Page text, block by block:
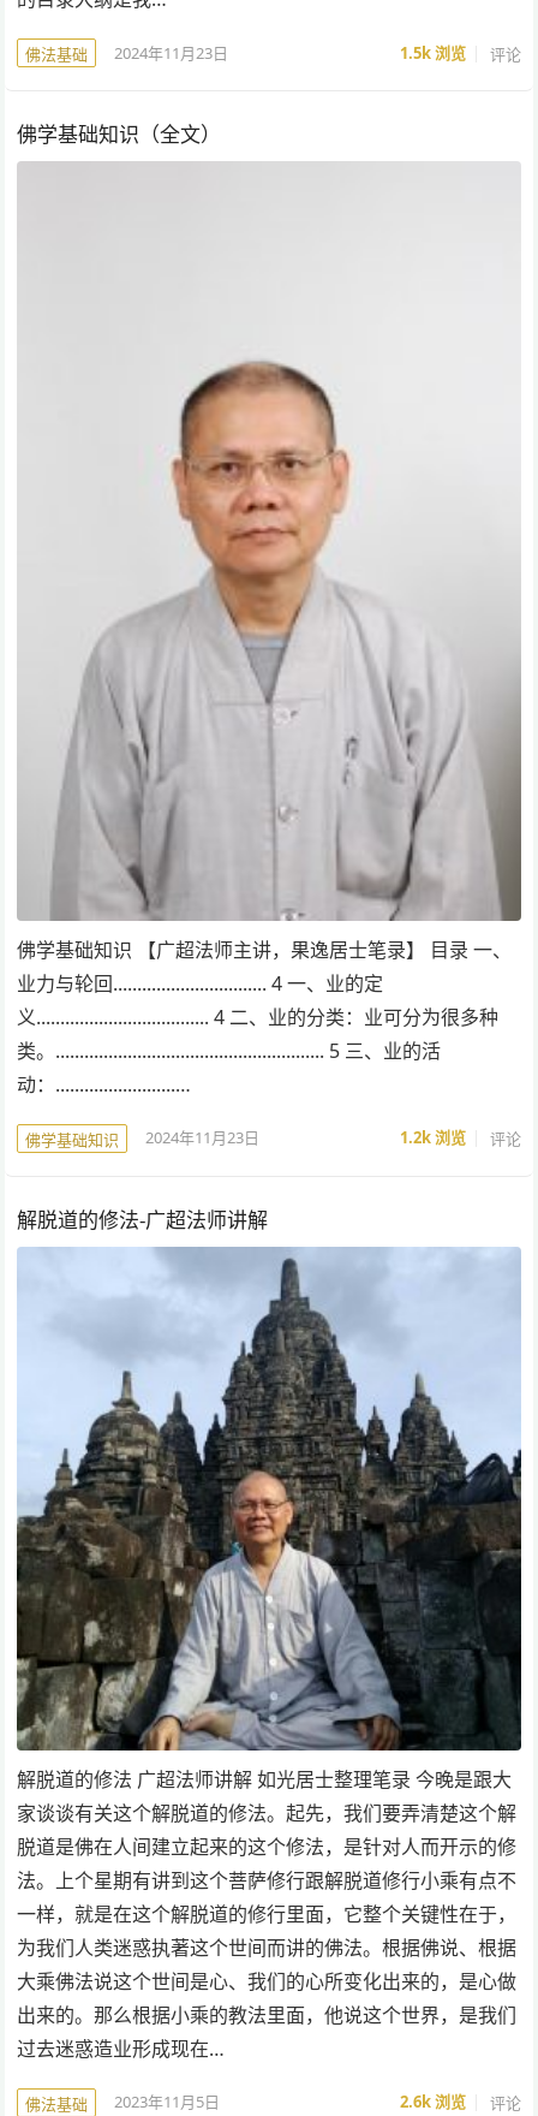
佛法基础 2024年11月23日 1.5k浏览 评论
佛学基础知识（全文）
佛学基础知识 【广超法师主讲，果逸居士笔录】 目录 一、
业力与轮回................................ 4 一、业的定
义.................................... 4 二、业的分类：业可分为很多种
类。........................................................ 5 三、业的活
动：.........................…
佛学基础知识 2024年11月23日 1.2k浏览 评论
解脱道的修法-广超法师讲解
解脱道的修法 广超法师讲解 如光居士整理笔录 今晚是跟大
家谈谈有关这个解脱道的修法。起先，我们要弄清楚这个解
脱道是佛在人间建立起来的这个修法，是针对人而开示的修
法。上个星期有讲到这个菩萨修行跟解脱道修行小乘有点不
一样，就是在这个解脱道的修行里面，它整个关键性在于，
为我们人类迷惑执著这个世间而讲的佛法。根据佛说、根据
大乘佛法说这个世间是心、我们的心所变化出来的，是心做
出来的。那么根据小乘的教法里面，他说这个世界，是我们
过去迷惑造业形成现在…
佛法基础 2023年11月5日 2.6k浏览 评论